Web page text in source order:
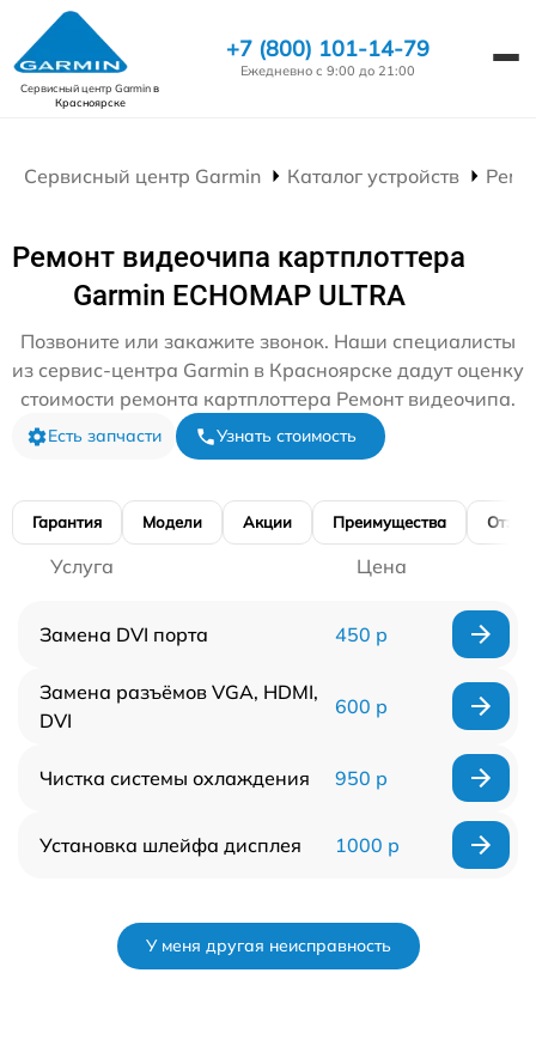
Сервисный центр Garminв
Красноярске
+7 (800) 101-14-79
Ежедневно с 9:00 до 21:00
Сервисный центр Garmin Каталог устройств
Ремонт видеочипа картплоттера
Garmin ECHOMAP ULTRA
Позвоните или закажите звонок. Наши специалисты
из сервис-центра Garmin в Красноярске дадут оценку
стоимости ремонта картплоттера Ремонт видеочипа.
Есть запчасти Узнать стоимость
Гарантия Модели Акции Преимущества
Услуга Цена
Замена DVI порта 450 р
Замена разъёмов VGA, HDMI,
DVI
600 р
Чистка системы охлаждения 950 р
Установка шлейфа дисплея 1000 р
У меня другая неисправность